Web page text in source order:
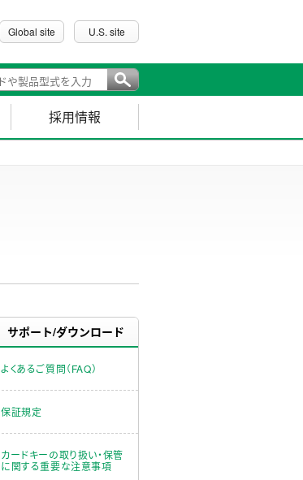
Global site U.S. site
採用情報
サポート/ダウンロード
よくあるご質問（FAQ）
保証規定
カードキーの取り扱い・保管
に関する重要な注意事項